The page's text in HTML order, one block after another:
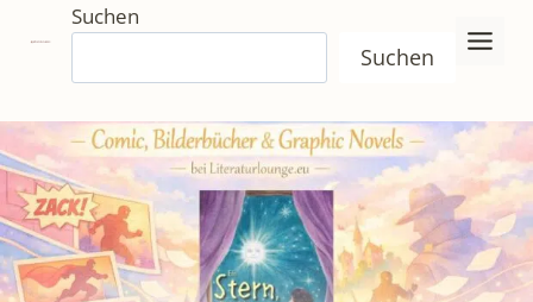
Inhalt
springen
Suchen
Suchen